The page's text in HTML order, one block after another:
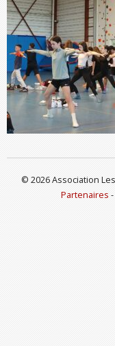
© 2026 Association
Partenaires -